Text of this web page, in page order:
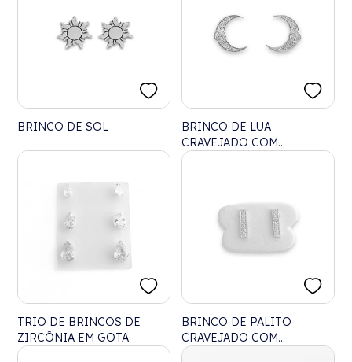
BRINCO DE SOL
BRINCO DE LUA
CRAVEJADO COM
ZIRCÔNIAS
TRIO DE BRINCOS DE
ZIRCÔNIA EM GOTA
BRINCO DE PALITO
CRAVEJADO COM
ZIRCÔNIAS